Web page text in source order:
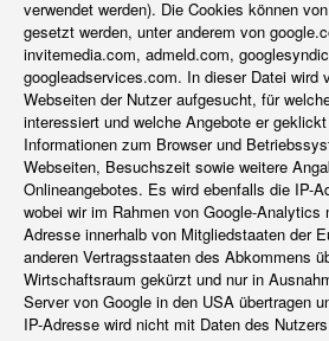
verwendet werden). Die Cookies können
gesetzt werden, unter anderem von
invitemedia.com, admeld.com,
googleadservices.com. In dieser Datei wird
Webseiten der Nutzer aufgesucht, für
interessiert und welche Angebote er
Informationen zum Browser und
Webseiten, Besuchszeit sowie weitere
Onlineangebotes. Es wird ebenfalls die IP-
wobei wir im Rahmen von Google-Analytics
Adresse innerhalb von Mitgliedstaaten der
anderen Vertragsstaaten des Abkommens
Wirtschaftsraum gekürzt und nur in
Server von Google in den USA übertragen
IP-Adresse wird nicht mit Daten des